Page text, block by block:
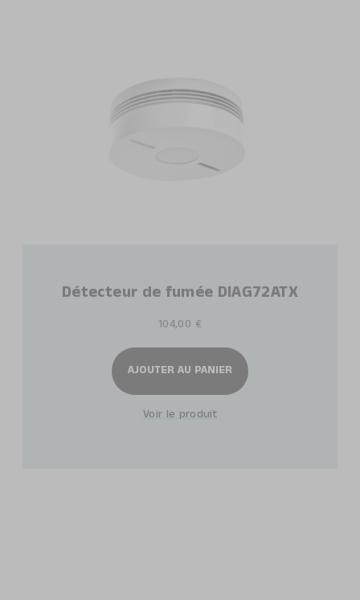
Détecteur de fumée DIAG72ATX
104,00 €
AJOUTER AU PANIER
Voir le produit